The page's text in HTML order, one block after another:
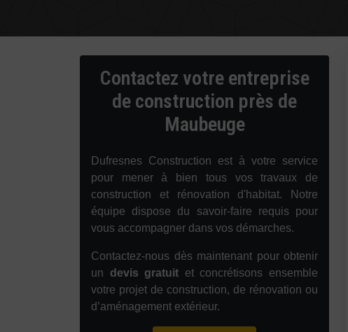
Contactez votre entreprise
de construction près de
Maubeuge
Dufresnes Construction est à votre service
pour mener à bien tous vos travaux de
construction et rénovation d'habitat. Notre
équipe dispose du savoir-faire requis pour
vous accompagner dans vos démarches.
Contactez-nous dès maintenant pour obtenir
un devis gratuit et concrétisons ensemble
votre projet de construction, de rénovation ou
d’aménagement extérieur.